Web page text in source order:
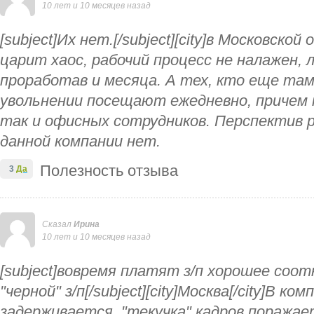
10 лет и 10 месяцев назад
[subject]Их нет.[/subject][city]в Московской
царит хаос, рабочий процесс не налажен,
проработав и месяца. А тех, кто еще
увольнении посещают ежедневно, причем
так и офисных сотрудников. Перспектив
данной компании нет.
Полезность отзыва
3 Да
Сказал Ирина
10 лет и 10 месяцев назад
[subject]вовремя платят з/п хорошее
"черной" з/п[/subject][city]Москва[/city]В